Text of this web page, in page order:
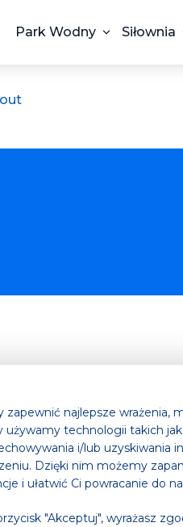
Park Wodny Siłownia
kalorii i
Twój puls i przyspieszą
zapewnić najlepsze wrażenia,
używamy technologii takich
i/lub uzyskiwania
Dzięki nim możemy
i ułatwić Ci powracanie do
"Akceptuj", wyrażasz